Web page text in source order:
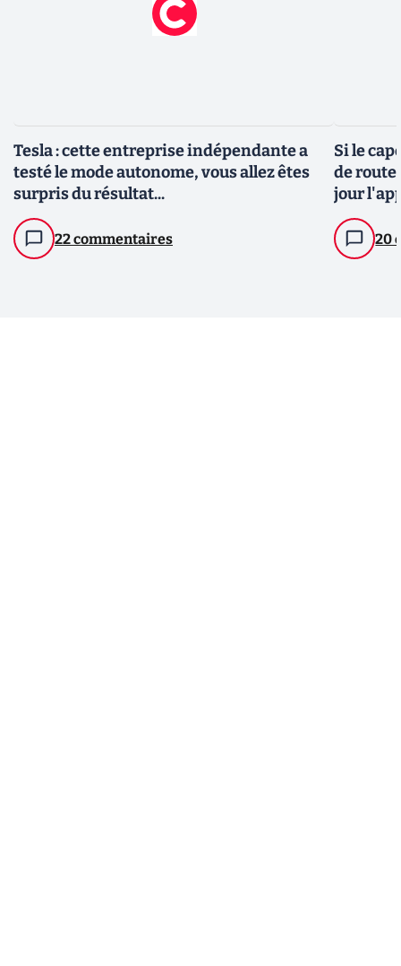
Tesla : cette entreprise indépendante a
testé le mode autonome, vous allez êtes
surpris du résultat...
22 commentaires
Si le
de
jour
20